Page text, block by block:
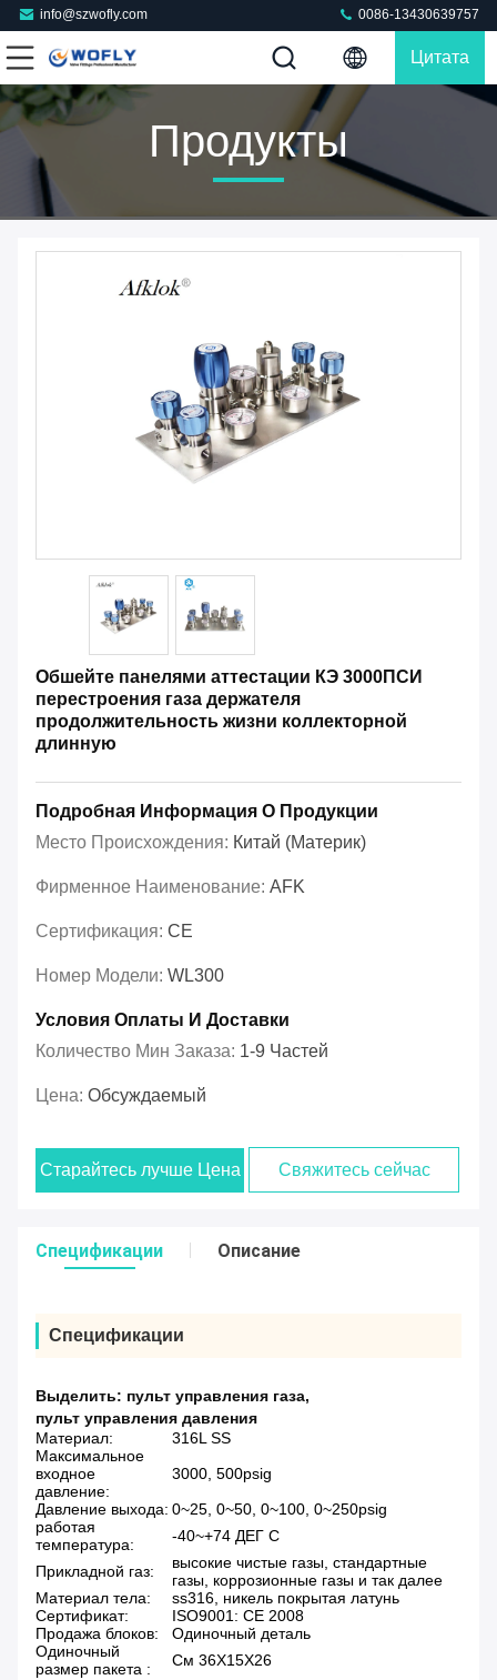
info@szwofly.com 0086-13430639757
Цитата
Продукты
Обшейте панелями аттестации КЭ 3000ПСИ
перестроения газа держателя
продолжительность жизни коллекторной
длинную
Подробная Информация О Продукции
Место Происхождения: Китай (материк)
Фирменное Наименование: AFK
Сертификация: CE
Номер Модели: WL300
Условия Оплаты И Доставки
Количество Мин Заказа: 1-9 Частей
Цена: Обсуждаемый
Старайтесь лучше Цена Свяжитесь сейчас
Спецификации Описание
Спецификации
Выделить: пульт управления газа,
пульт управления давления
Материал:
316L SS
Максимальное
входное
давление:
3000, 500psig
Давление выхода: 0~25, 0~50, 0~100, 0~250psig
работая
температура:
-40~+74 ДЕГ C
Прикладной газ:
высокие чистые газы, стандартные
газы, коррозионные газы и так далее
Материал тела:
ss316, никель покрытая латунь
Сертификат:
ISO9001: CE 2008
Продажа блоков:
Одиночный деталь
Одиночный
размер пакета :
См 36X15X26